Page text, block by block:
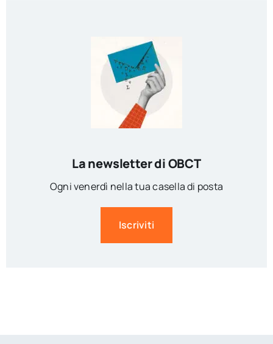
La newsletter di OBCT
Ogni venerdì nella tua casella di posta
Iscriviti